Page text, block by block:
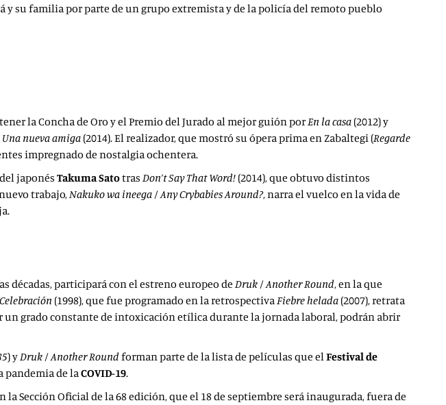
y su familia por parte de un grupo extremista y de la policía del remoto pueblo
la Concha de Oro y el Premio del Jurado al mejor guión porEn la casa (2012) y
Una nueva amiga (2014). El realizador, que mostró su ópera prima en Zabaltegi (Regarde
impregnado de nostalgia ochentera.
japonés Takuma Satotras Don’t Say That Word! (2014), que obtuvo distintos
trabajo,Nakuko wa ineega / Any Crybabies Around?, narra el vuelco en la vida de
décadas, participará con el estreno europeo de Druk / Another Round, en la que
Celebración (1998), que fue programado en la retrospectivaFiebre helada (2007), retrata
grado constante de intoxicación etílica durante la jornada laboral, podrán abrir
) yDruk / Another Round forman parte de la lista de películas que elFestival de
pandemia de laCOVID-19.
Sección Oficial de la 68 edición, que el 18 de septiembre será inaugurada, fuera de